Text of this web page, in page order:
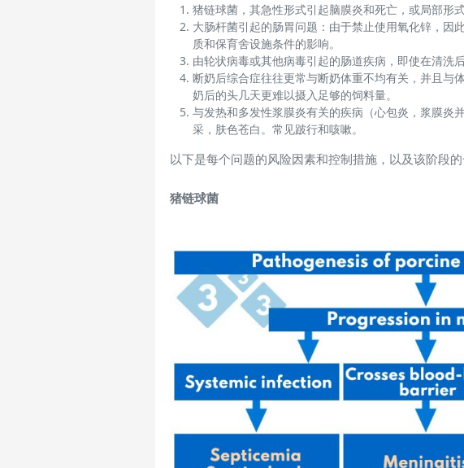
猪链球菌，其急性形式引起脑膜炎和死亡，或局部形
大肠杆菌引起的肠胃问题：由于禁止使用氧化锌，因
质和保育舍设施条件的影响。
由轮状病毒或其他病毒引起的肠道疾病，即使在清洗
断奶后综合症往往更常与断奶体重不均有关，并且与
奶后的头几天更难以摄入足够的饲料量。
与发热和多发性浆膜炎有关的疾病（心包炎，浆膜炎
采，肤色苍白。常见跛行和咳嗽。
以下是每个问题的风险因素和控制措施，以及该阶段的
猪链球菌